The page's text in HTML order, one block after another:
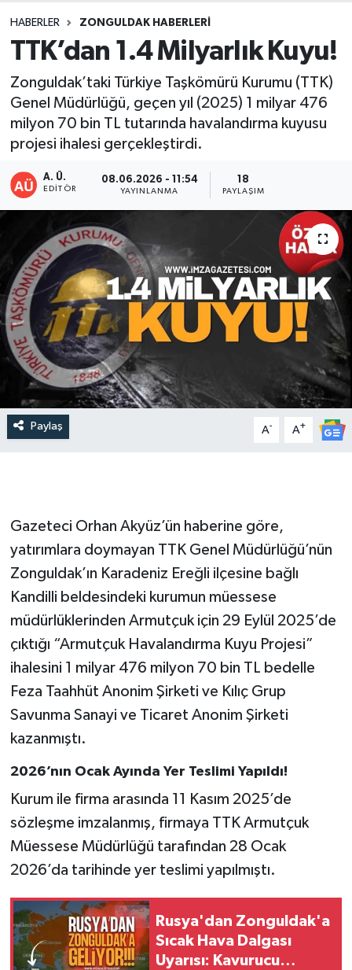
HABERLER ZONGULDAK HABERLERI
TTK’dan 1.4 Milyarlık Kuyu!
Zonguldak’taki Türkiye Taşkömürü Kurumu (TTK)
Genel Müdürlüğü, geçen yıl (2025) 1 milyar 476
milyon 70 bin TL tutarında havalandırma kuyusu
projesi ihalesi gerçekleştirdi.
A. Ü.
EDITÖR
08.06.2026 - 11:54
YAYINLANMA
18
PAYLAŞIM
Paylaş A- A+
Gazeteci Orhan Akyüz’ün haberine göre,
yatırımlara doymayan TTK Genel Müdürlüğü’nün
Zonguldak’ın Karadeniz Ereğli ilçesine bağlı
Kandilli beldesindeki kurumun müessese
müdürlüklerinden Armutçuk için 29 Eylül 2025’de
çıktığı “Armutçuk Havalandırma Kuyu Projesi”
ihalesini 1 milyar 476 milyon 70 bin TL bedelle
Feza Taahhüt Anonim Şirketi ve Kılıç Grup
Savunma Sanayi ve Ticaret Anonim Şirketi
kazanmıştı.
2026’nın Ocak Ayında Yer Teslimi Yapıldı!
Kurum ile firma arasında 11 Kasım 2025’de
sözleşme imzalanmış, firmaya TTK Armutçuk
Müessese Müdürlüğü tarafından 28 Ocak
2026’da tarihinde yer teslimi yapılmıştı.
Rusya'dan Zonguldak'a
Sıcak Hava Dalgası
Uyarısı: Kavurucu
DEVREK
EREĞLİ
GÖKÇEBEY
KARABÜK
KASTAMONU